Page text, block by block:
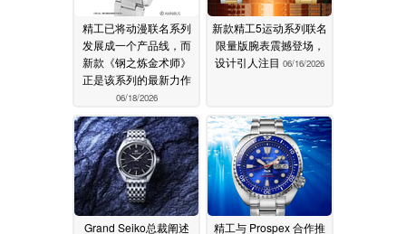
精工已将动漫联名系列
发展成一个产品线，而
新款《钢之炼金术师》
正是该系列的最新力作
06/18/2026
新款精工5运动系列联名
限量版腕表震撼登场，
设计引人注目 06/16/2026
Grand Seiko总裁阐述
精工与 Prospex 合作推